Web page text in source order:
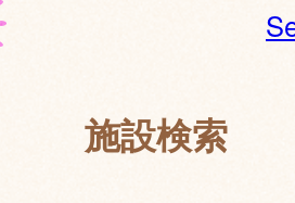
施設検索